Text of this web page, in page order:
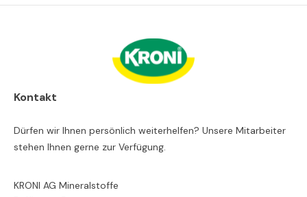
Kontakt
Dürfen wir Ihnen persönlich weiterhelfen? Unsere Mitarbeiter
stehen Ihnen gerne zur Verfügung.
KRONI AG Mineralstoffe